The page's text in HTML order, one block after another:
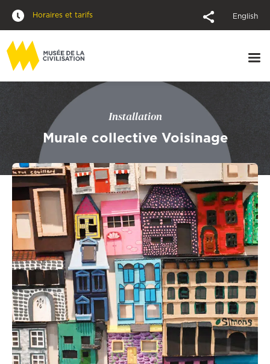
Horaires et tarifs English
Installation
Murale collective Voisinage